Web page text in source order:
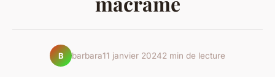
B barbara11 janvier 20242 min de lecture